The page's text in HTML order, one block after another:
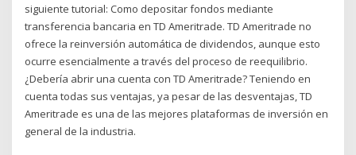
siguiente tutorial: Como depositar fondos mediante
transferencia bancaria en TD Ameritrade. TD Ameritrade no
ofrece la reinversión automática de dividendos, aunque esto
ocurre esencialmente a través del proceso de reequilibrio.
¿Debería abrir una cuenta con TD Ameritrade? Teniendo en
cuenta todas sus ventajas, ya pesar de las desventajas, TD
Ameritrade es una de las mejores plataformas de inversión en
general de la industria.